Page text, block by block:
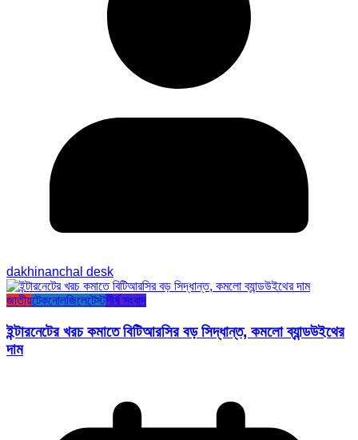
dakhinanchal desk
জাতীয়টেকনোলজিলেটেস্টশীর্ষ সংবাদ
ইন্টারনেটের খরচ কমাতে বিটিআরসির বড় সিদ্ধান্ত, কমলো ব্যান্ডউইথের
দাম